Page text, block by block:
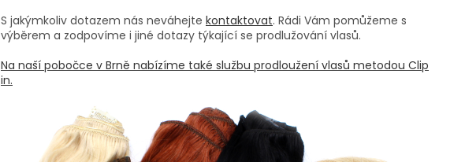
S jakýmkoliv dotazem nás neváhejte kontaktovat. Rádi Vám pomůžeme s
výběrem a zodpovíme i jiné dotazy týkající se prodlužování vlasů.
Na naší pobočce v Brně nabízíme také službu prodloužení vlasů metodou Clip
in.